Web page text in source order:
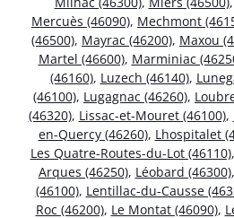
Mercuès (46090), Mechmont
(46500), Mayrac (46200), Maxou
Martel (46600), Marminiac
(46160), Luzech (46140),
(46100), Lugagnac (46260),
(46320), Lissac-et-Mouret (46100),
en-Quercy (46260), Lhospitalet
Les Quatre-Routes-du-Lot (46110),
Arques (46250), Léobard (46300),
(46100), Lentillac-du-Causse
Roc (46200), Le Montat (46090),